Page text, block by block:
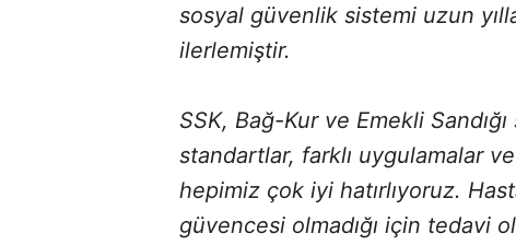
sosyal güvenlik sistemi uzun
ilerlemiştir.
SSK, Bağ-Kur ve Emekli
standartlar, farklı uygulamalar
hepimiz çok iyi hatırlıyoruz.
güvencesi olmadığı için tedavi